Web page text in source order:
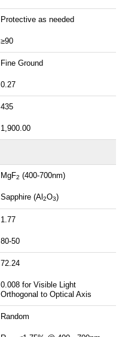
Protective as needed
≥90
Fine Ground
0.27
435
1,900.00
MgF2 (400-700nm)
Sapphire (Al 2O3)
1.77
80-50
72.24
0.008 for Visible Light
Orthogonal to Optical Axis
Random